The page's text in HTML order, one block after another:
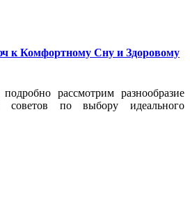
к Комфортному Сну и Здоровому
рассмотрим разнообразие
советов по выбору идеального